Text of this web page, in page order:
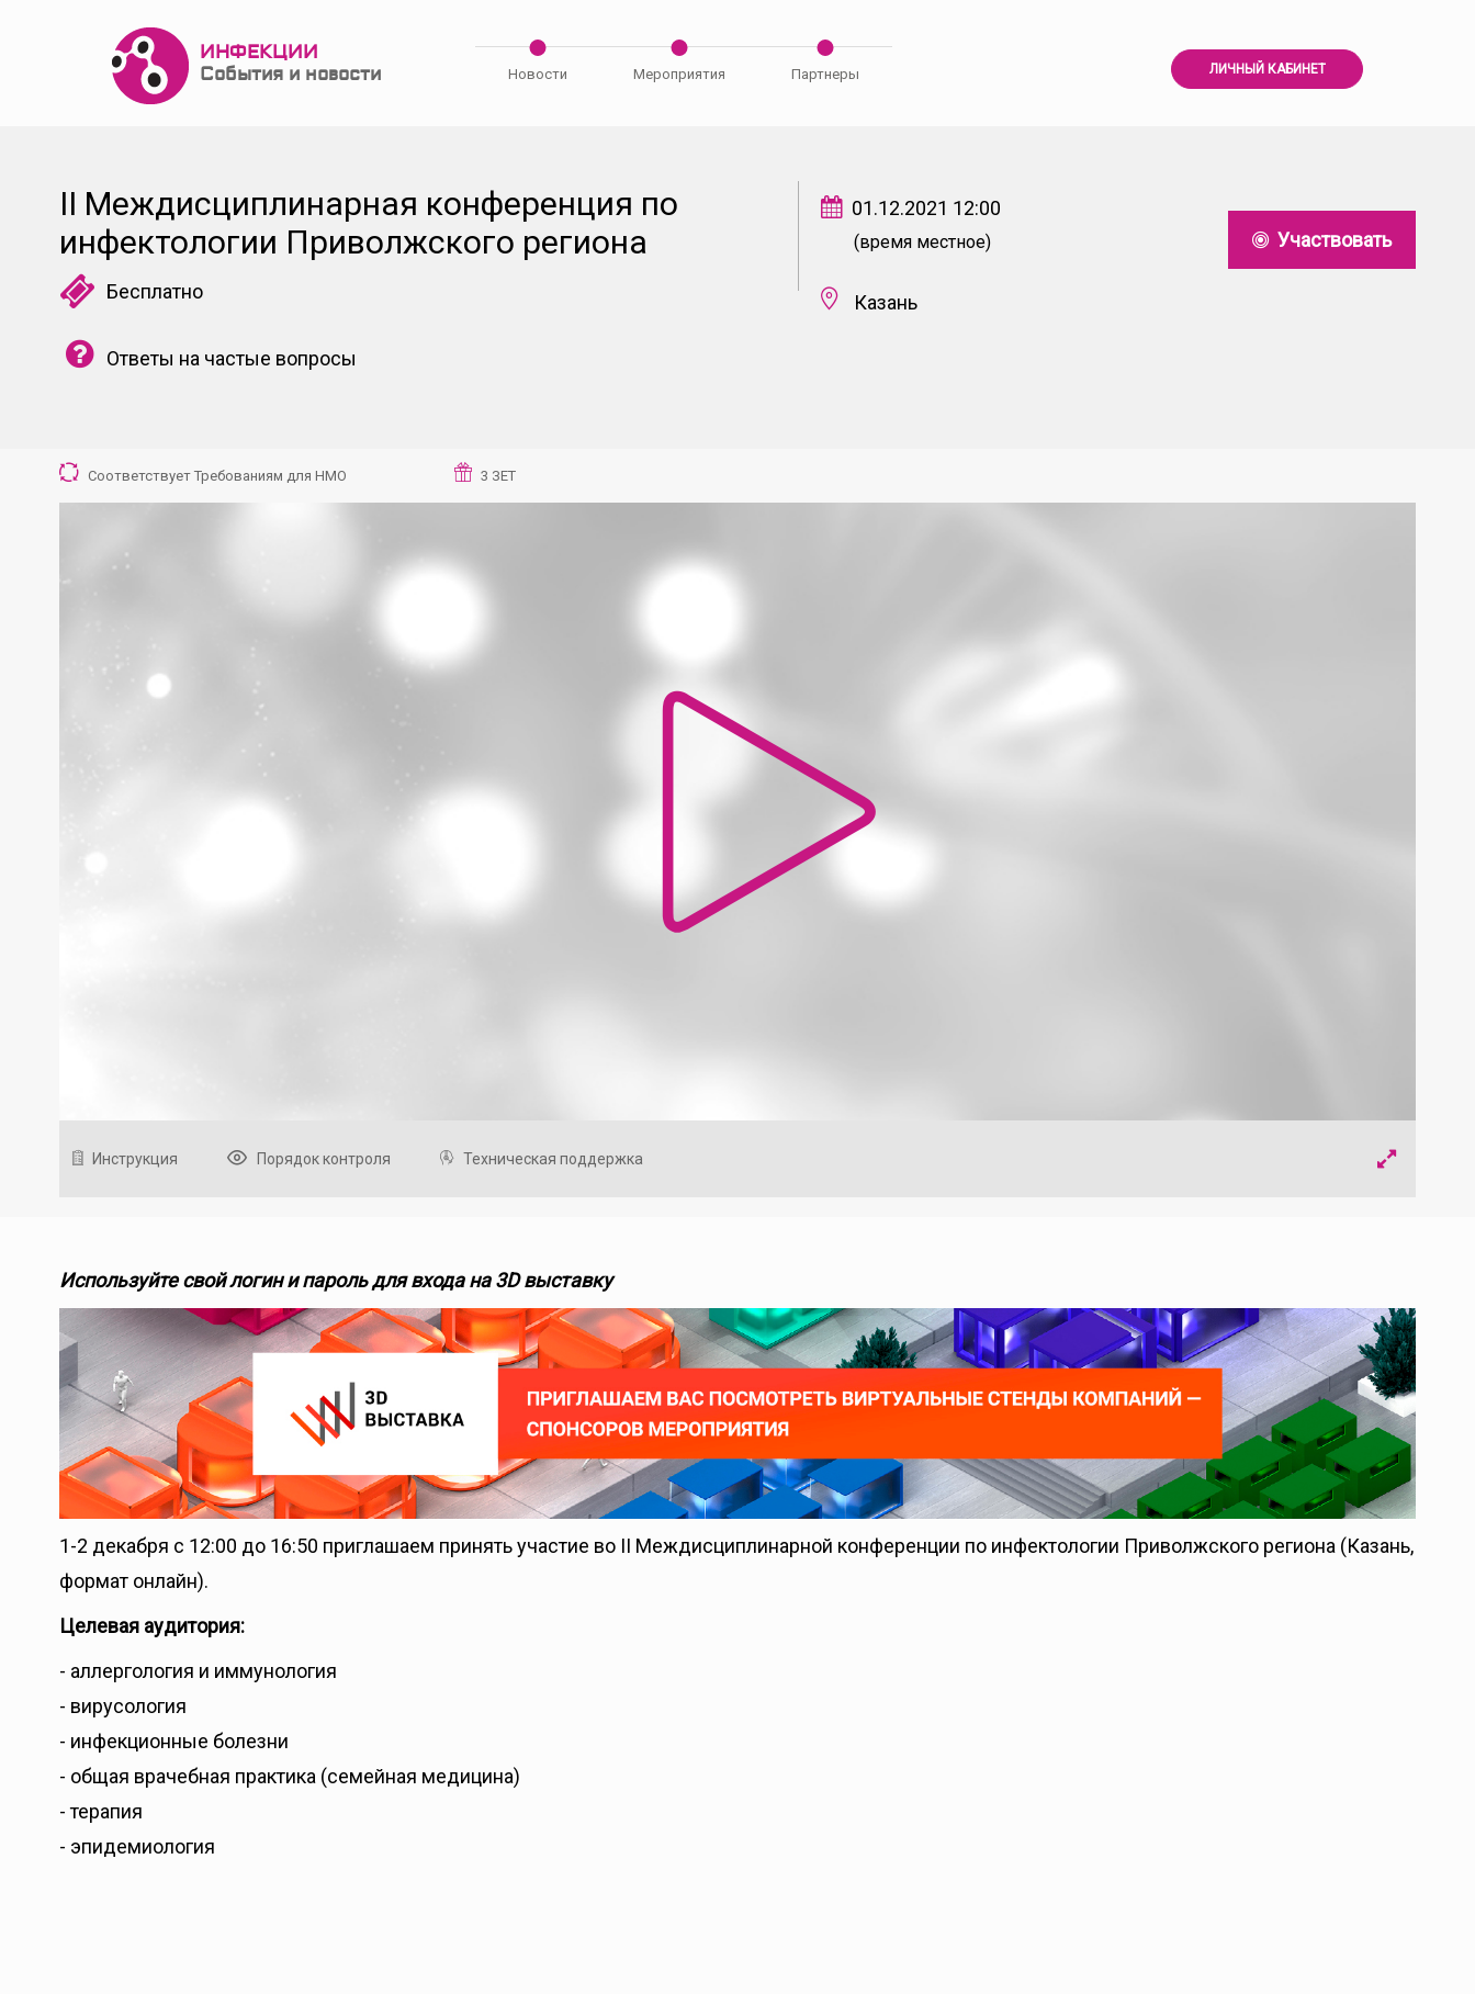
ИНФЕКЦИИ
События и новости
Новости Мероприятия Партнеры ЛИЧНЫЙ КАБИНЕТ
II Междисциплинарная конференция по
инфектологии Приволжского региона
Бесплатно
Ответы на частые вопросы
01.12.2021 12:00
(время местное)
Казань
Участвовать
Соответствует Требованиям для НМО 3 ЗЕТ
Инструкция Порядок контроля Техническая поддержка
Используйте свой логин и пароль для входа на 3D выставку
1-2 декабря c 12:00 до 16:50 приглашаем принять участие во II Междисциплинарной конференции по инфектологии Приволжского региона (Казань,
формат онлайн).
Целевая аудитория:
- аллергология и иммунология
- вирусология
- инфекционные болезни
- общая врачебная практика (семейная медицина)
- терапия
- эпидемиология